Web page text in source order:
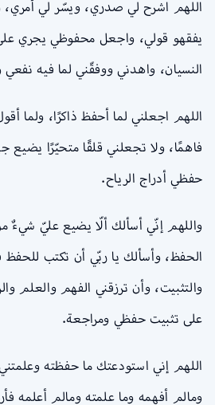
اللهم اشرح لي صدري، ويسّر لي
يفقهو قولي، واجعل محفوظي يجري
النسيان، واهدني ووفقّني لما فيه
اللهم اجعلني لما أحفظ ذاكرًا، ولما
فاهمًا، ولا تجعلني قلقًا متحيّرًا
حفظي أدراج الرياح.
واللهم إنّي أسألك ألّا يضيع عليّ شيءٌ
الحفظ، وأسألك يا ربّي أن تكتب للحفظ
والتثبيت، وأن ترزقني الفهم والعلم
على تثبيت حفظي ومراجعة.
اللهم إني استودعتك ما حفظته وعلمتني
ومالم أفهمه وما علمته ومالم أعلمه